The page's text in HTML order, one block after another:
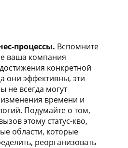
процессы. Вспомните
ваша компания
конкретной
они эффективны, эти
не всегда могут
изменения времени и
Подумайте о том,
этому статус-кво,
области, которые
реорганизовать